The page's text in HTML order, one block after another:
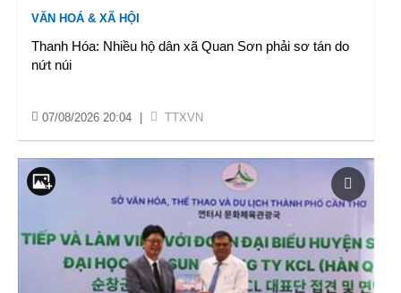
VĂN HOÁ & XÃ HỘI
Thanh Hóa: Nhiều hộ dân xã Quan Sơn phải sơ tán do
nứt núi
07/08/2026 20:04 TTXVN